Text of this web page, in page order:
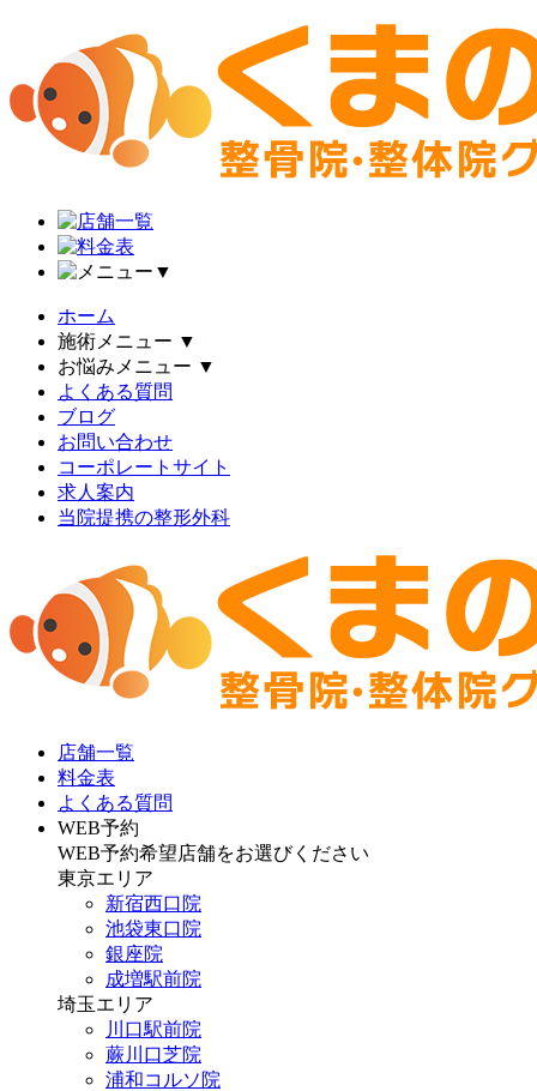
▼
ホーム
施術メニュー ▼
お悩みメニュー ▼
よくある質問
ブログ
お問い合わせ
コーポレートサイト
求人案内
当院提携の整形外科
店舗一覧
料金表
よくある質問
WEB予約
WEB予約希望店舗をお選びください
東京エリア
新宿西口院
池袋東口院
銀座院
成増駅前院
埼玉エリア
川口駅前院
蕨川口芝院
浦和コルソ院